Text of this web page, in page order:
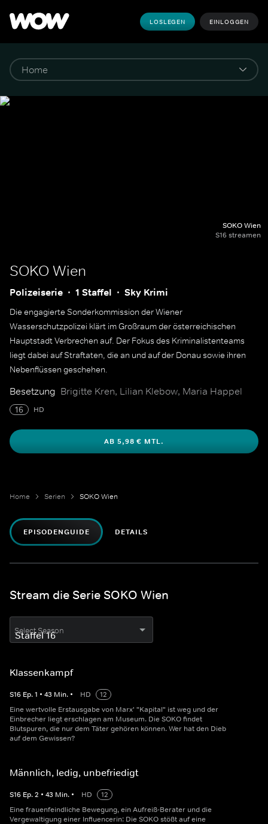
LOSLEGEN EINLOGGEN
SOKO Wien
S16 streamen
SOKO Wien
Polizeiserie 1 Staffel Sky Krimi
Die engagierte Sonderkommission der Wiener
Wasserschutzpolizei klärt im Großraum der österreichischen
Hauptstadt Verbrechen auf. Der Fokus des Kriminalistenteams
liegt dabei auf Straftaten, die an und auf der Donau sowie ihren
Nebenflüssen geschehen.
Besetzung Brigitte Kren, Lilian Klebow, Maria Happel
16 HD
AB 5,98 € MTL.
Home Serien SOKO Wien
EPISODENGUIDE DETAILS
Stream die Serie SOKO Wien
Select Season
Klassenkampf
S16 Ep.1 • 43 Min. • HD
12
Eine wertvolle Erstausgabe von Marx' "Kapital" ist weg und der
Einbrecher liegt erschlagen am Museum. Die SOKO findet
Blutspuren, die nur dem Täter gehören können. Wer hat den Dieb
auf dem Gewissen?
Männlich, ledig, unbefriedigt
S16 Ep.2 • 43 Min. • HD
12
Eine frauenfeindliche Bewegung, ein Aufreiß-Berater und die
Vergewaltigung einer Influencerin: Die SOKO stößt auf eine